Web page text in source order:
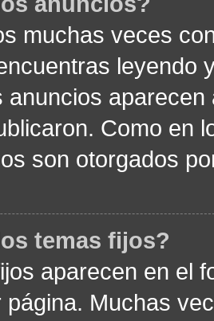
muchas veces
leyendo
anuncios
Como en
son otorgados
temas fijos?
aparecen en el
página. Muchas